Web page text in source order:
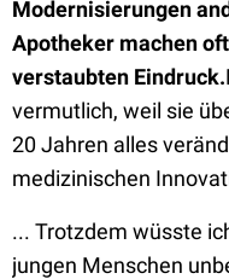
Modernisierungen
Apotheker machen
verstaubten Eindruck.
vermutlich, weil sie
20 Jahren alles
medizinischen
... Trotzdem wüsste
jungen Menschen